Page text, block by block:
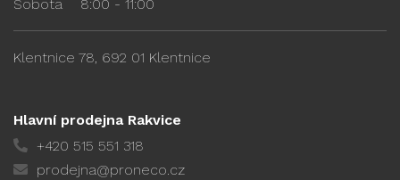
Sobota
8:00 - 11:00
Klentnice 78, 692 01 Klentnice
Hlavní prodejna Rakvice
+420 515 551 318
prodejna@proneco.cz